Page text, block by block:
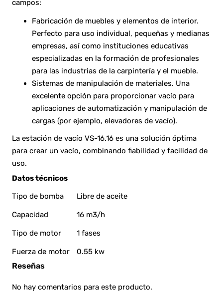
campos:
Fabricación de muebles y elementos de interior.
Perfecto para uso individual, pequeñas y medianas
empresas, así como instituciones educativas
especializadas en la formación de profesionales
para las industrias de la carpintería y el mueble.
Sistemas de manipulación de materiales. Una
excelente opción para proporcionar vacío para
aplicaciones de automatización y manipulación de
cargas (por ejemplo, elevadores de vacío).
La estación de vacío VS-16.16 es una solución óptima
para crear un vacío, combinando fiabilidad y facilidad de
uso.
Datos técnicos
Tipo de bomba
Libre de aceite
Capacidad 16 m3/h
Tipo de motor 1 fases
Fuerza de motor 0.55 kw
Reseñas
No hay comentarios para este producto.